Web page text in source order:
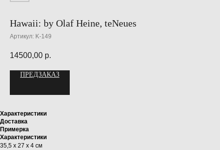
Hawaii: by Olaf Heine, teNeues
Артикул: K-149
14500,00 р.
ПРЕДЗАКАЗ
Характеристики
Доставка
Примерка
Характеристики
35,5 х 27 х 4 см